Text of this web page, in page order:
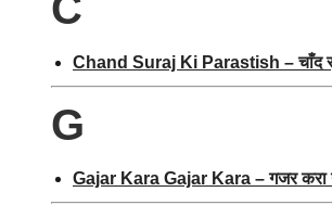
Chand Suraj Ki Parastish – चाँद
G
Gajar Kara Gajar Kara – गजर करा